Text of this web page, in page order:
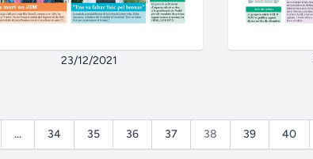
23/12/2021
... 34 35 36 37 38 39 40